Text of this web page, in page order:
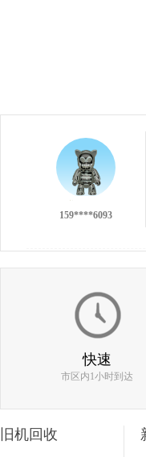
186****0977
快速
市区内1小时到达
旧机回收